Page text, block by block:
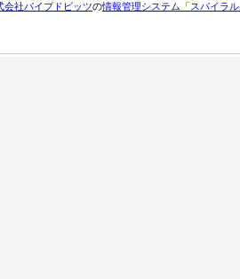
会社パイプドビッツの情報管理システム「スパイラル